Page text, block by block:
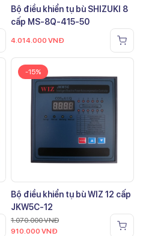
Bộ điều khiển tụ bù SHIZUKI 8
cấp MS-8Q-415-50
4.014.000 VNĐ
-15%
Bộ điều khiển tụ bù WIZ 12 cấp
JKW5C-12
1.070.000VNĐ
910.000 VNĐ